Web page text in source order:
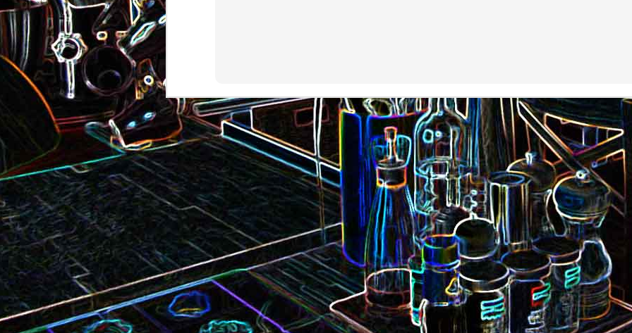
Salade de vermicelles de riz,
aux crevettes et au
pamplemousse
Curry de brocoli et de carottes Bundt cake au chocolat
praliné
Camembert fondant au sirop
d'érable Chou pointu sauté à